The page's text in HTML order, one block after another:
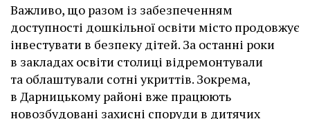
Важливо, що разом із забезпеченням
доступності дошкільної освіти місто продовжує
інвестувати в безпеку дітей. За останні роки
в закладах освіти столиці відремонтували
та облаштували сотні укриттів. Зокрема,
в Дарницькому районі вже працюють
новозбудовані захисні споруди в дитячих